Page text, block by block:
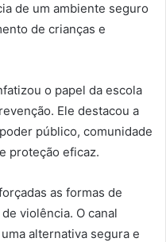
de um ambiente seguro
de crianças e
o papel da escola
Ele destacou a
público, comunidade
proteção eficaz.
as formas de
violência. O canal
alternativa segura e